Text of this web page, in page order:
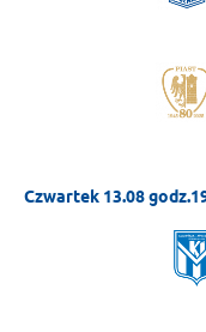
Czwartek 13.08